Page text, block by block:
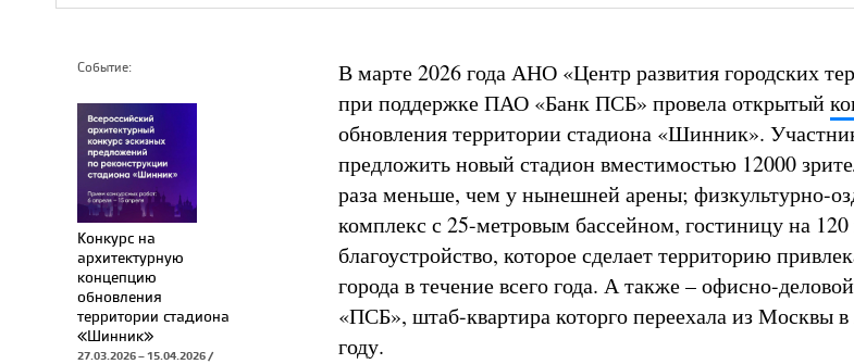
Событие:
Конкурс на
архитектурную
концепцию
обновления
территории стадиона
«Шинник»
27.03.2026 – 15.04.2026 /
В марте 2026 года АНО «Центр развития городских
при поддержке ПАО «Банк ПСБ» провела открытый
обновления территории стадиона «Шинник».
предложить новый стадион вместимостью 12000
раза меньше, чем у нынешней арены; физкультурно-
комплекс с 25-метровым бассейном, гостиницу на
благоустройство, которое сделает территорию
города в течение всего года. А также – офисно-
«ПСБ», штаб-квартира которго переехала из Москвы в
году.